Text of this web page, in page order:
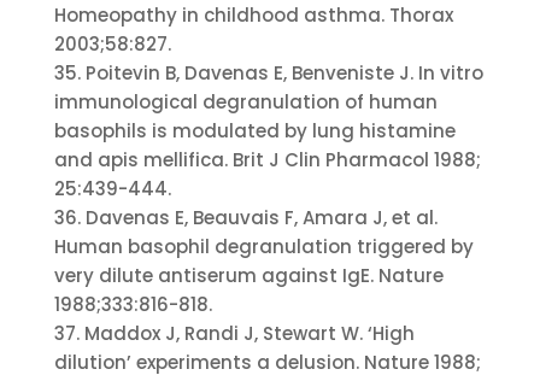
Homeopathy in childhood asthma. Thorax
2003;58:827.
35. Poitevin B, Davenas E, Benveniste J. In vitro
immunological degranulation of human
basophils is modulated by lung histamine
and apis mellifica. Brit J Clin Pharmacol 1988;
25:439-444.
36. Davenas E, Beauvais F, Amara J, et al.
Human basophil degranulation triggered by
very dilute antiserum against IgE. Nature
1988;333:816-818.
37. Maddox J, Randi J, Stewart W. ‘High
dilution’ experiments a delusion. Nature 1988;